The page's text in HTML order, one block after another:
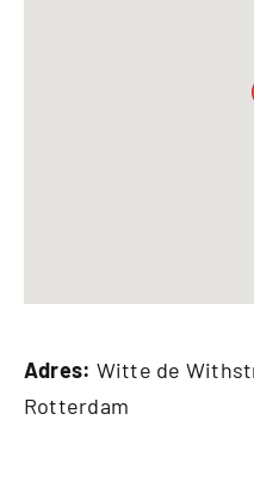
Adres: Witte de
Rotterdam